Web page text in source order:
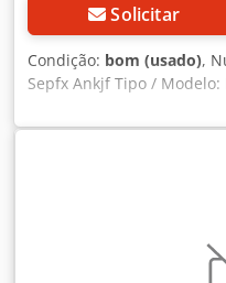
Solicitar
Condição: bom (usado),
Sepfx Ankjf Tipo /
Alcance de corte
mm comprimento da
Controlo: convencional
Dimensões: 1.400 x 650 x